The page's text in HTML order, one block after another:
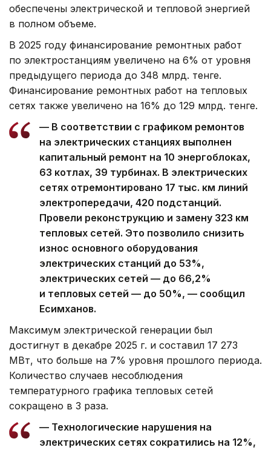
обеспечены электрической и тепловой энергией
в полном объеме.
В 2025 году финансирование ремонтных работ
по электростанциям увеличено на 6% от уровня
предыдущего периода до 348 млрд. тенге.
Финансирование ремонтных работ на тепловых
сетях также увеличено на 16% до 129 млрд. тенге.
— В соответствии с графиком ремонтов
на электрических станциях выполнен
капитальный ремонт на 10 энергоблоках,
63 котлах, 39 турбинах. В электрических
сетях отремонтировано 17 тыс. км линий
электропередачи, 420 подстанций.
Провели реконструкцию и замену 323 км
тепловых сетей. Это позволило снизить
износ основного оборудования
электрических станций до 53%,
электрических сетей — до 66,2%
и тепловых сетей — до 50%, — сообщил
Есимханов.
Максимум электрической генерации был
достигнут в декабре 2025 г. и составил 17 273
МВт, что больше на 7% уровня прошлого периода.
Количество случаев несоблюдения
температурного графика тепловых сетей
сокращено в 3 раза.
— Технологические нарушения на
электрических сетях сократились на 12%,